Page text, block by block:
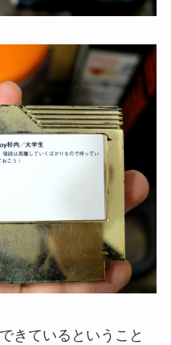
きているということ